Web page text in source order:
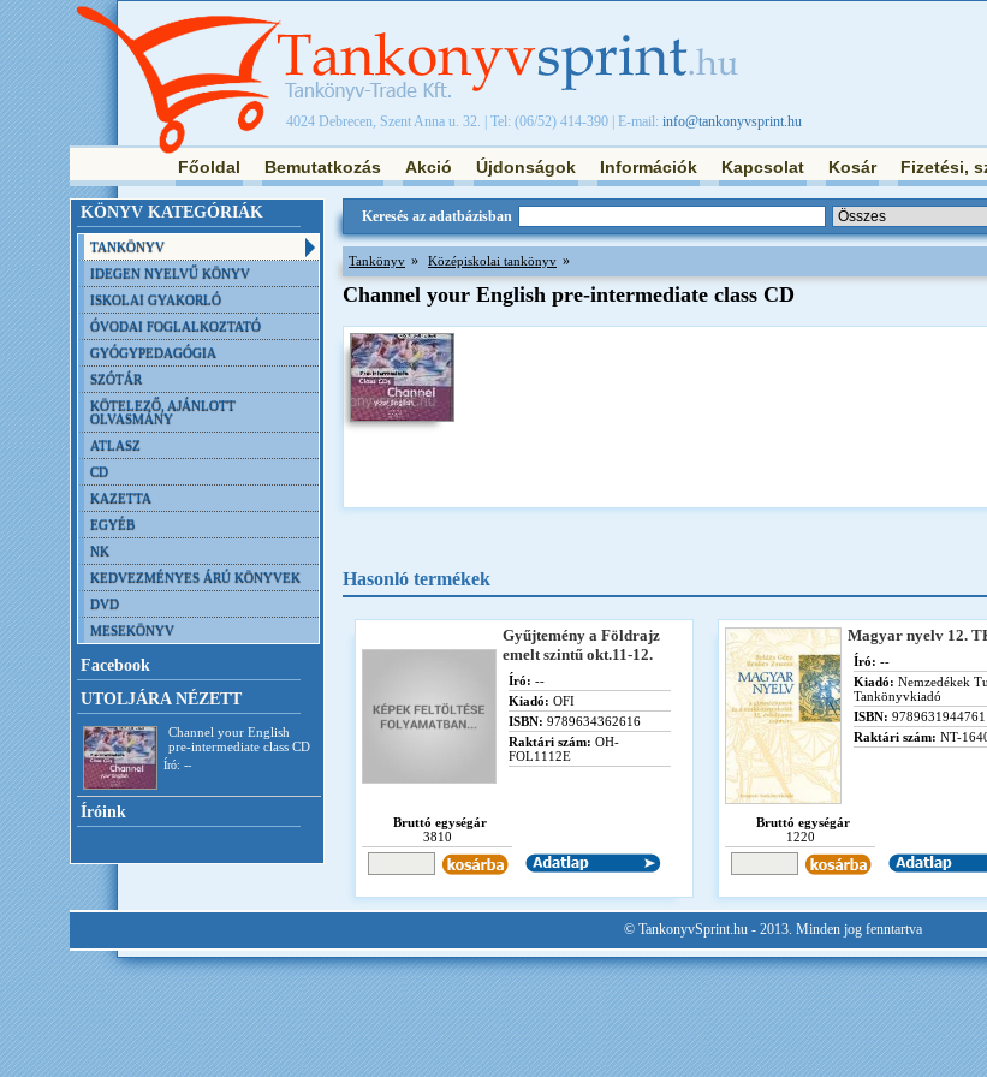
4024 Debrecen, Szent Anna u. 32. | Tel: (06/52) 414-390 | E-mail: info@tankonyvsprint.hu
Főoldal Bemutatkozás Akció Újdonságok Információk Kapcsolat Kosár Fizetési,
KÖNYV KATEGÓRIÁK
TANKÖNYV
IDEGEN NYELVŰ KÖNYV
ISKOLAI GYAKORLÓ
ÓVODAI FOGLALKOZTATÓ
GYÓGYPEDAGÓGIA
SZÓTÁR
KÖTELEZŐ, AJÁNLOTT
OLVASMÁNY
ATLASZ
CD
KAZETTA
EGYÉB
NK
KEDVEZMÉNYES ÁRÚ KÖNYVEK
DVD
MESEKÖNYV
Facebook
UTOLJÁRA NÉZETT
Channel your English
pre-intermediate class CD
Író: --
Íróink
Keresés az adatbázisban
Tankönyv » Középiskolai tankönyv »
Channel your English pre-intermediate class CD
Hasonló termékek
Gyűjtemény a Földrajz
emelt szintű okt.11-12.
Író: --
Kiadó: OFI
ISBN: 9789634362616
Raktári szám: OH-
FOL1112E
Bruttó egységár
3810
Magyar nyelv 12.
Író: --
Kiadó: Nemzedékek
Tankönyvkiadó
ISBN: 9789631944761
Raktári szám: NT-
Bruttó egységár
1220
© TankonyvSprint.hu - 2013. Minden jog fenntartva